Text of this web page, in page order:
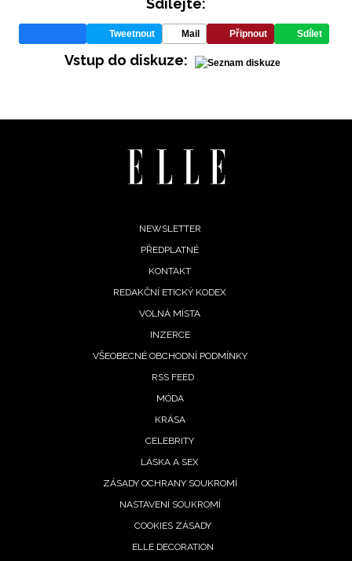
Sdílejte:
Tweetnout Mail Připnout Sdílet
Vstup do diskuze:
NEWSLETTER
PŘEDPLATNÉ
KONTAKT
REDAKČNÍ ETICKÝ KODEX
VOLNÁ MÍSTA
INZERCE
VŠEOBECNÉ OBCHODNÍ PODMÍNKY
RSS FEED
MÓDA
KRÁSA
CELEBRITY
LÁSKA A SEX
ZÁSADY OCHRANY SOUKROMÍ
NASTAVENÍ SOUKROMÍ
COOKIES ZÁSADY
ELLE DECORATION